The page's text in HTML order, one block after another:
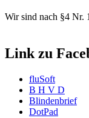
Wir sind nach §4 Nr.
Link zu
fluSoft
B H V D
Blindenbrief
DotPad